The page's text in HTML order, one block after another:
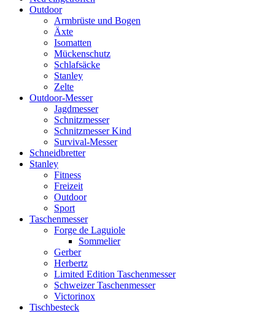
Outdoor
Armbrüste und Bogen
Äxte
Isomatten
Mückenschutz
Schlafsäcke
Stanley
Zelte
Outdoor-Messer
Jagdmesser
Schnitzmesser
Schnitzmesser Kind
Survival-Messer
Schneidbretter
Stanley
Fitness
Freizeit
Outdoor
Sport
Taschenmesser
Forge de Laguiole
Sommelier
Gerber
Herbertz
Limited Edition Taschenmesser
Schweizer Taschenmesser
Victorinox
Tischbesteck